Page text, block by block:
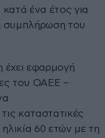
ένα έτος για
συµπλήρωση του
εφαρµογή
του ΟΑΕΕ –
καταστατικές
60 ετών µε τη